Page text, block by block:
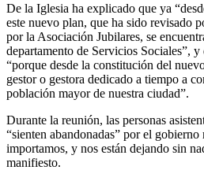
De la Iglesia ha explicado que ya
este nuevo plan, que ha sido revisado
por la Asociación Jubilares, se
departamento de Servicios Sociales”, y
“porque desde la constitución del
gestor o gestora dedicado a tiempo a
población mayor de nuestra ciudad”.
Durante la reunión, las personas
“sienten abandonadas” por el
importamos, y nos están dejando sin
manifiesto.